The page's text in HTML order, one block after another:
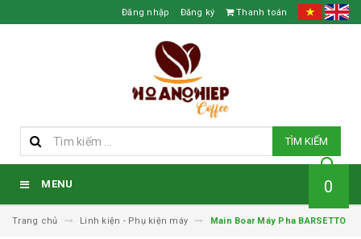
Đăng nhập Đăng ký Thanh toán
TÌM KIẾM
MENU 0
Trang chủ Linh kiện - Phụ kiện máy Main Boar Máy Pha BARSETTO